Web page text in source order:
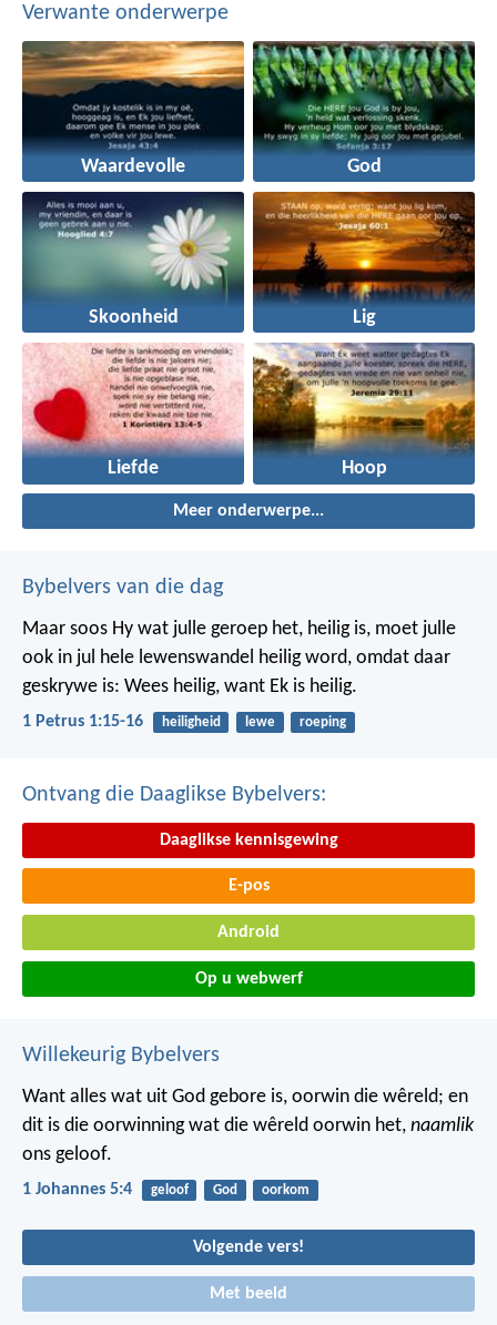
Verwante onderwerpe
Waardevolle God
Skoonheid Lig
Liefde Hoop
Meer onderwerpe...
Bybelvers van die dag
Maar soos Hy wat julle geroep het, heilig is, moet julle
ook in jul hele lewenswandel heilig word, omdat daar
geskrywe is: Wees heilig, want Ek is heilig.
1 Petrus 1:15-16 heiligheid lewe roeping
Ontvang die Daaglikse Bybelvers:
Daaglikse kennisgewing
E-pos
Android
Op u webwerf
Willekeurig Bybelvers
Want alles wat uit God gebore is, oorwin die wêreld; en
dit is die oorwinning wat die wêreld oorwin het, naamlik
ons geloof.
1 Johannes 5:4 geloof God oorkom
Volgende vers!
Met beeld